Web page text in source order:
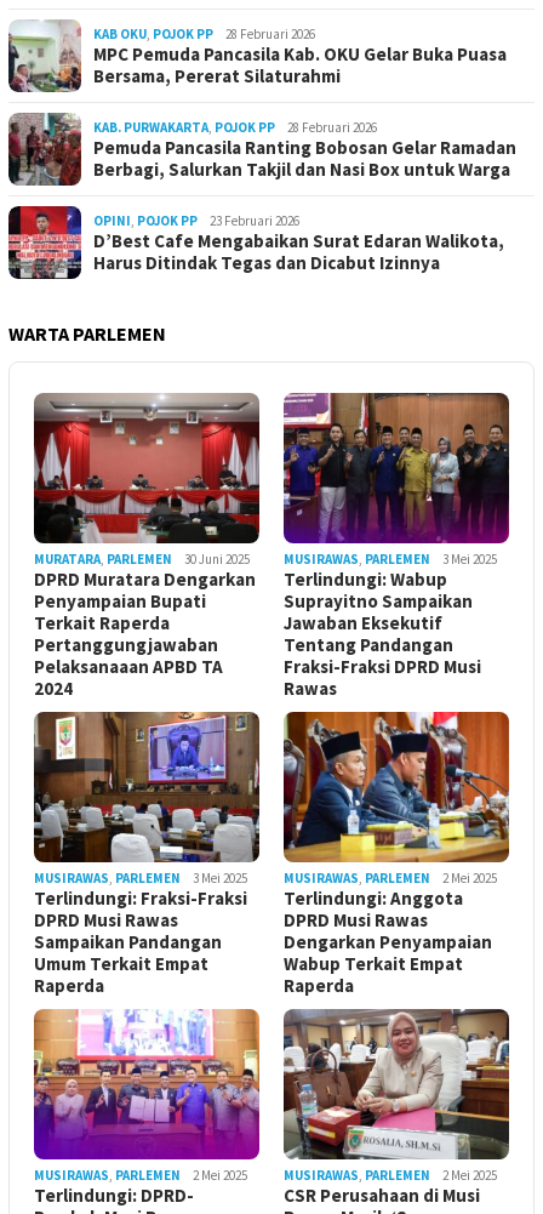
KAB OKU, POJOK PP 28 Februari 2026
MPC Pemuda Pancasila Kab. OKU Gelar Buka Puasa
Bersama, Pererat Silaturahmi
KAB. PURWAKARTA, POJOK PP 28 Februari 2026
Pemuda Pancasila Ranting Bobosan Gelar Ramadan
Berbagi, Salurkan Takjil dan Nasi Box untuk Warga
OPINI, POJOK PP 23 Februari 2026
D’Best Cafe Mengabaikan Surat Edaran Walikota,
Harus Ditindak Tegas dan Dicabut Izinnya
WARTA PARLEMEN
MURATARA, PARLEMEN 30 Juni 2025
DPRD Muratara Dengarkan
Penyampaian Bupati
Terkait Raperda
Pertanggungjawaban
Pelaksanaaan APBD TA
2024
MUSIRAWAS, PARLEMEN 3 Mei 2025
Terlindungi: Wabup
Suprayitno Sampaikan
Jawaban Eksekutif
Tentang Pandangan
Fraksi-Fraksi DPRD Musi
Rawas
MUSIRAWAS, PARLEMEN 3 Mei 2025
Terlindungi: Fraksi-Fraksi
DPRD Musi Rawas
Sampaikan Pandangan
Umum Terkait Empat
Raperda
MUSIRAWAS, PARLEMEN 2 Mei 2025
Terlindungi: Anggota
DPRD Musi Rawas
Dengarkan Penyampaian
Wabup Terkait Empat
Raperda
MUSIRAWAS, PARLEMEN 2 Mei 2025
Terlindungi: DPRD-
MUSIRAWAS, PARLEMEN 2 Mei 2025
CSR Perusahaan di Musi